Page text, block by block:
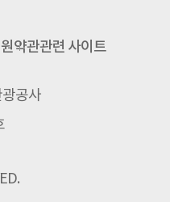
약관관련 사이트
공사